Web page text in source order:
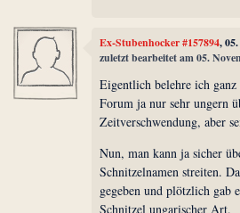
Ex-Stubenhocker #157894,
zuletzt bearbeitet am 05.
Eigentlich belehre ich
Forum ja nur sehr ungern
Zeitverschwendung, aber
Nun, man kann ja sicher
Schnitzelnamen streiten.
gegeben und plötzlich gab
Schnitzel ungarischer Art.